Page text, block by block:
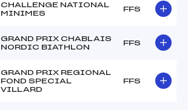
CHALLENGE NATIONAL
MINIMES
FFS
GRAND PRIX CHABLAIS
NORDIC BIATHLON
FFS
GRAND PRIX REGIONAL
FOND SPECIAL
VILLARD
FFS